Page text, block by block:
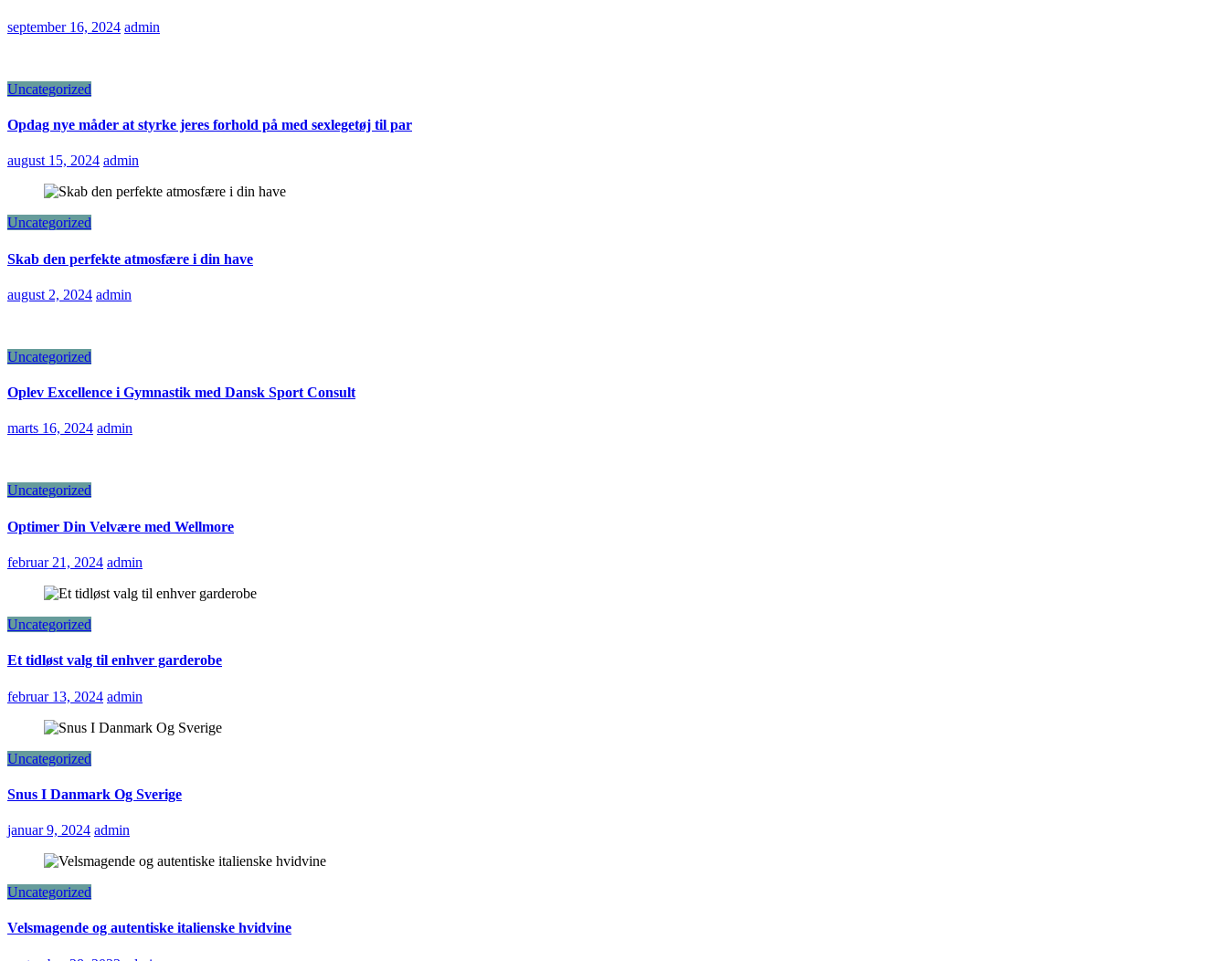
september 16, 2024 admin
Uncategorized
Opdag nye måder at styrke jeres forhold på med sexlegetøj til par
august 15, 2024 admin
Uncategorized
Skab den perfekte atmosfære i din have
august 2, 2024 admin
Uncategorized
Oplev Excellence i Gymnastik med Dansk Sport Consult
marts 16, 2024 admin
Uncategorized
Optimer Din Velvære med Wellmore
februar 21, 2024 admin
Uncategorized
Et tidløst valg til enhver garderobe
februar 13, 2024 admin
Uncategorized
Snus I Danmark Og Sverige
januar 9, 2024 admin
Uncategorized
Velsmagende og autentiske italienske hvidvine